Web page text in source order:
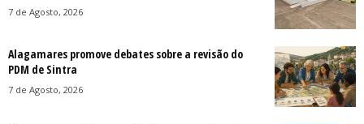
7 de Agosto, 2026
Alagamares promove debates sobre a revisão do
PDM de Sintra
7 de Agosto, 2026